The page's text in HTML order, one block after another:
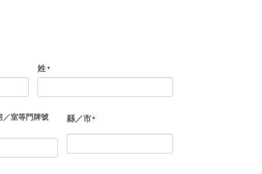
姓
／室等門牌號 縣／市